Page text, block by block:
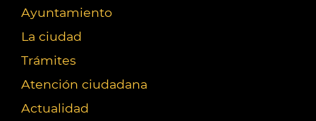
Ayuntamiento
La ciudad
Trámites
Atención ciudadana
Actualidad